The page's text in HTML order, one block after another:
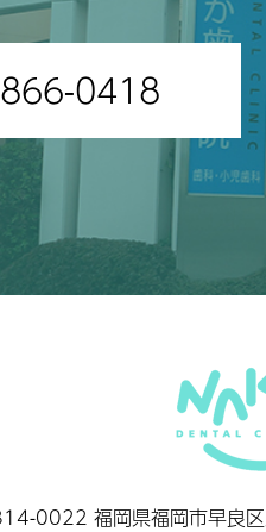
0418
0022 福岡県福岡市早良